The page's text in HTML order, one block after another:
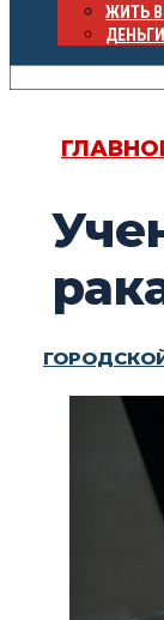
ЖИТЬ В